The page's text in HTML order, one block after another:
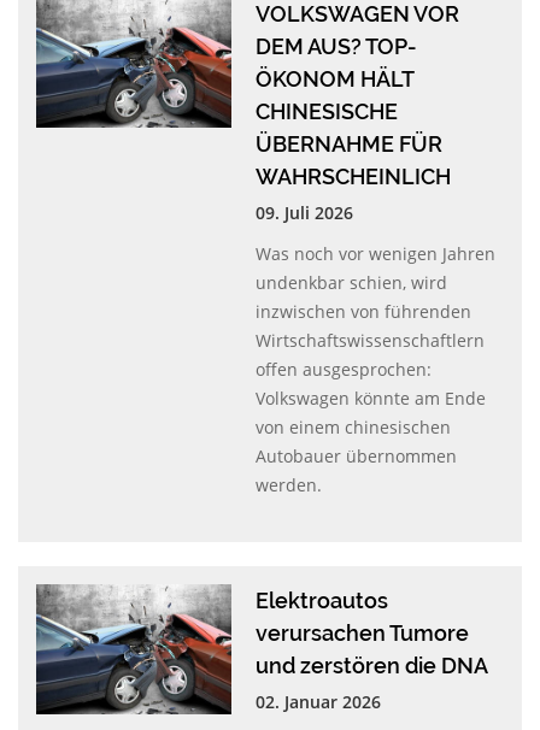
VOLKSWAGEN VOR
DEM AUS? TOP-
ÖKONOM HÄLT
CHINESISCHE
ÜBERNAHME FÜR
WAHRSCHEINLICH
09. Juli 2026
Was noch vor wenigen Jahren
undenkbar schien, wird
inzwischen von führenden
Wirtschaftswissenschaftlern
offen ausgesprochen:
Volkswagen könnte am Ende
von einem chinesischen
Autobauer übernommen
werden.
Elektroautos
verursachen Tumore
und zerstören die DNA
02. Januar 2026